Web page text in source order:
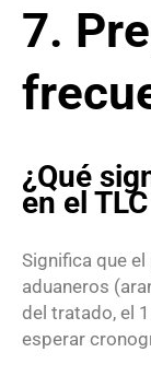
7.
¿Qué
en el
Significa que
aduaneros
del tratado, el
esperar